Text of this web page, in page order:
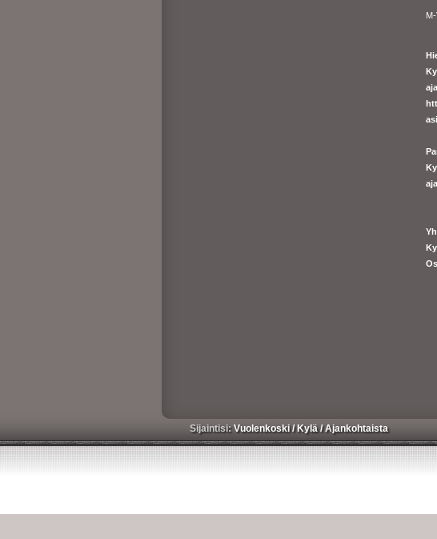
Sijaintisi:Vuolenkoski/ Kylä/Ajankohtaista